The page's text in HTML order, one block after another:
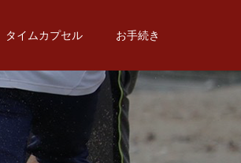
タイムカプセル お手続き